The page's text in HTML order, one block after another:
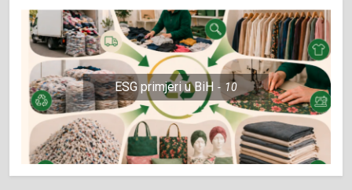
ESG primjeri u BiH 10